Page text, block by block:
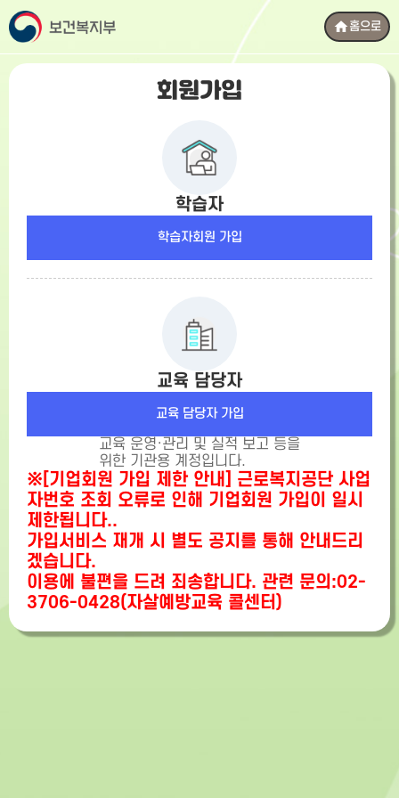
문
바
로
가
홈으로
회원가입
학습자
학습자회원 가입
교육 담당자
교육 담당자 가입
교육 운영·관리 및 실적 보고 등을
위한 기관용 계정입니다.
※[기업회원 가입 제한 안내] 근로복지공단 사업
자번호 조회 오류로 인해 기업회원 가입이 일시
제한됩니다..
가입서비스 재개 시 별도 공지를 통해 안내드리
겠습니다.
이용에 불편을 드려 죄송합니다. 관련 문의:02-
3706-0428(자살예방교육 콜센터)